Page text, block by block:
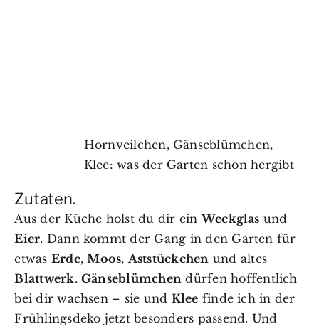
Hornveilchen, Gänseblümchen,
Klee: was der Garten schon hergibt
Zutaten.
Aus der Küche holst du dir einWeckglas und
Eier. Dann kommt der Gang in den Garten für
etwas Erde,Moos,Aststückchen und altes
Blattwerk.Gänseblümchen dürfen hoffentlich
bei dir wachsen – sie und Klee finde ich in der
Frühlingsdeko jetzt besonders passend. Und